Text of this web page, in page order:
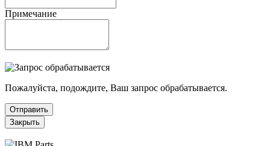
Примечание
Пожалуйста, подождите, Ваш запрос обрабатывается.
Отправить
Закрыть